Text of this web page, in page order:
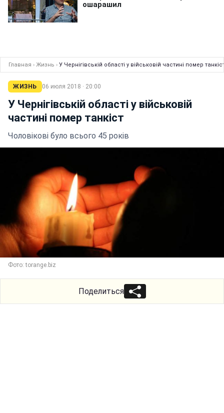
Главная › Жизнь › У Чернігівській області у військовій частині помер
ЖИЗНЬ 06 июля 2018 · 20:00
У Чернігівській області у військовій
частині помер танкіст
Чоловікові було всього 45 років
Фото: torange.biz
Поделиться